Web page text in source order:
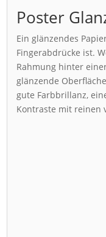
Poster
Ein glänzendes
Fingerabdrücke ist.
Rahmung hinter
glänzende
gute Farbbrillanz,
Kontraste mit reinen